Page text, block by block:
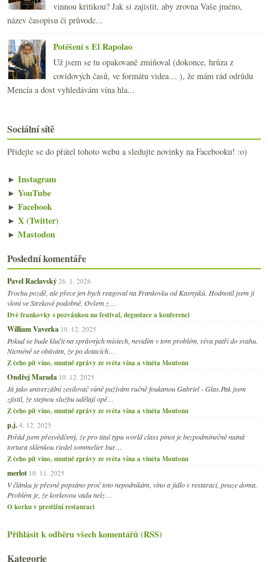
vinnou kritikou? Jak si zajistit, aby zrovna Vaše jméno,
název časopisu či průvodc...
Potěšení s El Rapolao
Už jsem se tu opakovaně zmiňoval (dokonce, hrůza z
covidových časů, ve formátu videa… ), že mám rád odrůdu
Mencía a dost vyhledávám vína hla...
Sociální sítě
Přidejte se do přátel tohoto webu a sledujte novinky na Facebooku! :o)
► Instagram
► YouTube
► Facebook
► X (Twitter)
► Mastodon
Poslední komentáře
Pavel Raclavský 26. 1. 2026
Trochu pozdě, ale přece jen bych reagoval na Frankovku od Kasnyiků. Hodnotil jsem ji
vloni ve Strekově podobně. Ovšem z…
Dvě frankovky s pozvánkou na festival, degustace a konferenci
William Vaverka 10. 12. 2025
Pokud se bude klučit na správných místech, nevidím v tom problém, réva patří do svahu.
Nicméně se obávám, že po dotacích…
Z čeho pít víno, smutné zprávy ze světa vína a viněta Moutonu
Ondřej Marada 10. 12. 2025
Já jako univerzální zesilovač vůně pužívám ručně foukanou Gabriel - Glas.Pak jsem
zjistil, že stejnou službu udělají opě…
Z čeho pít víno, smutné zprávy ze světa vína a viněta Moutonu
p.j. 4. 12. 2025
Pořád jsem přesvědčený, že pro titul typu world class pinot je bezpodmínečně nutná
tortura sklenkou riedel sommelier bur…
Z čeho pít víno, smutné zprávy ze světa vína a viněta Moutonu
merlot 10. 11. 2025
V článku je přesně popsáno proč toto nepodnikám, víno a jídlo v restaraci, pouze doma.
Problém je, že korkovou vadu nelz…
O korku v prestižní restauraci
Přihlásit k odběru všech komentářů (RSS)
Kategorie